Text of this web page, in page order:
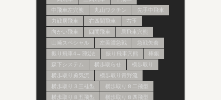
中飛車左穴熊
丸山ワクチン
先手中飛車
力戦居飛車
右四間飛車
右玉
向かい飛車
四間飛車
居飛車穴熊
山崎スペシャル
左美濃急戦
急戦矢倉
振り飛車4→3戦法
振り飛車穴熊
棒銀
森下システム
横歩取らせ
横歩取り
横歩取り勇気流
横歩取り青野流
横歩取り３三桂型
横歩取り８二飛型
横歩取り８五飛型
横歩取り８四飛型